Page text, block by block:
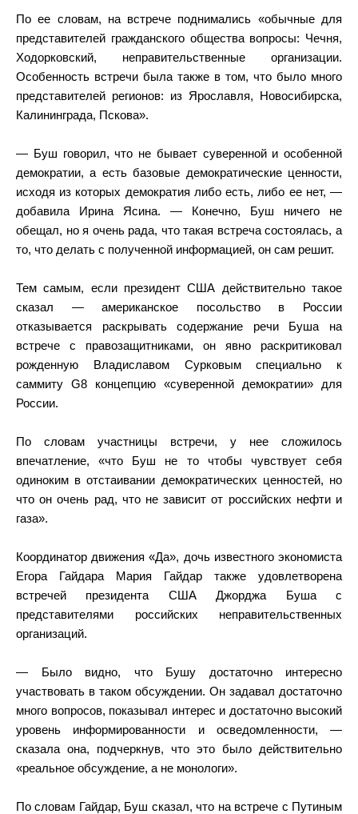
По ее словам, на встрече поднимались «обычные для
представителей гражданского общества вопросы: Чечня,
Ходорковский, неправительственные организации.
Особенность встречи была также в том, что было много
представителей регионов: из Ярославля, Новосибирска,
Калининграда, Пскова».
— Буш говорил, что не бывает суверенной и особенной
демократии, а есть базовые демократические ценности,
исходя из которых демократия либо есть, либо ее нет, —
добавила Ирина Ясина. — Конечно, Буш ничего не
обещал, но я очень рада, что такая встреча состоялась, а
то, что делать с полученной информацией, он сам решит.
Тем самым, если президент США действительно такое
сказал — американское посольство в России
отказывается раскрывать содержание речи Буша на
встрече с правозащитниками, он явно раскритиковал
рожденную Владиславом Сурковым специально к
саммиту G8 концепцию «суверенной демократии» для
России.
По словам участницы встречи, у нее сложилось
впечатление, «что Буш не то чтобы чувствует себя
одиноким в отстаивании демократических ценностей, но
что он очень рад, что не зависит от российских нефти и
газа».
Координатор движения «Да», дочь известного экономиста
Егора Гайдара Мария Гайдар также удовлетворена
встречей президента США Джорджа Буша с
представителями российских неправительственных
организаций.
— Было видно, что Бушу достаточно интересно
участвовать в таком обсуждении. Он задавал достаточно
много вопросов, показывал интерес и достаточно высокий
уровень информированности и осведомленности, —
сказала она, подчеркнув, что это было действительно
«реальное обсуждение, а не монологи».
По словам Гайдар, Буш сказал, что на встрече с Путиным